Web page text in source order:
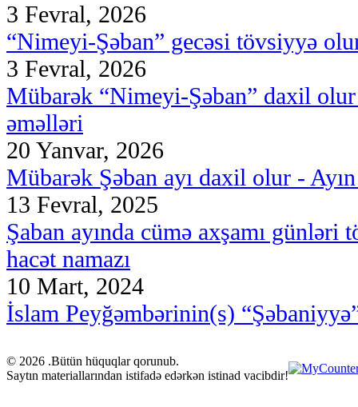
3 Fevral, 2026
“Nimeyi-Şəban” gecəsi tövsiyyə
3 Fevral, 2026
Mübarək “Nimeyi-Şəban” daxil
əməlləri
20 Yanvar, 2026
Mübarək Şəban ayı daxil olur -
13 Fevral, 2025
Şaban ayında cümə axşamı
hacət namazı
10 Mart, 2024
İslam Peyğəmbərinin(s)
© 2026 .Bütün hüquqlar qorunub.
Saytın materiallarından istifadə edərkən istinad vacibdir!